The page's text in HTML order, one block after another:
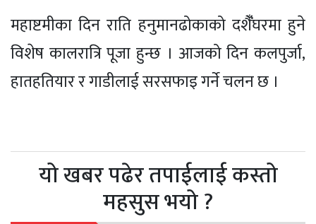
महाष्टमीका दिन राति हनुमानढोकाको दशैंँघरमा हुने
विशेष कालरात्रि पूजा हुन्छ । आजको दिन कलपुर्जा,
हातहतियार र गाडीलाई सरसफाइ गर्ने चलन छ ।
यो खबर पढेर तपाईलाई कस्तो
महसुस भयो ?